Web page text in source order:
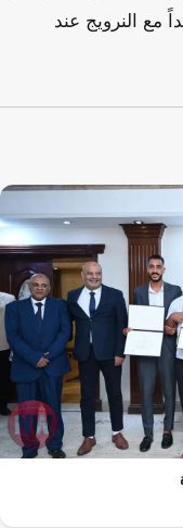
لتضرب موعداً مع النرويج عند